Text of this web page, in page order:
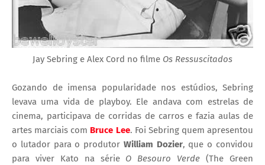
Jay Sebring e Alex Cord no filme Os Ressuscitados
Gozando de imensa popularidade nos estúdios, Sebring
levava uma vida de playboy. Ele andava com estrelas de
cinema, participava de corridas de carros e fazia aulas de
artes marciais com Bruce Lee. Foi Sebring quem apresentou
o lutador para o produtor William Dozier, que o convidou
para viver Kato na série O Besouro Verde (The Green